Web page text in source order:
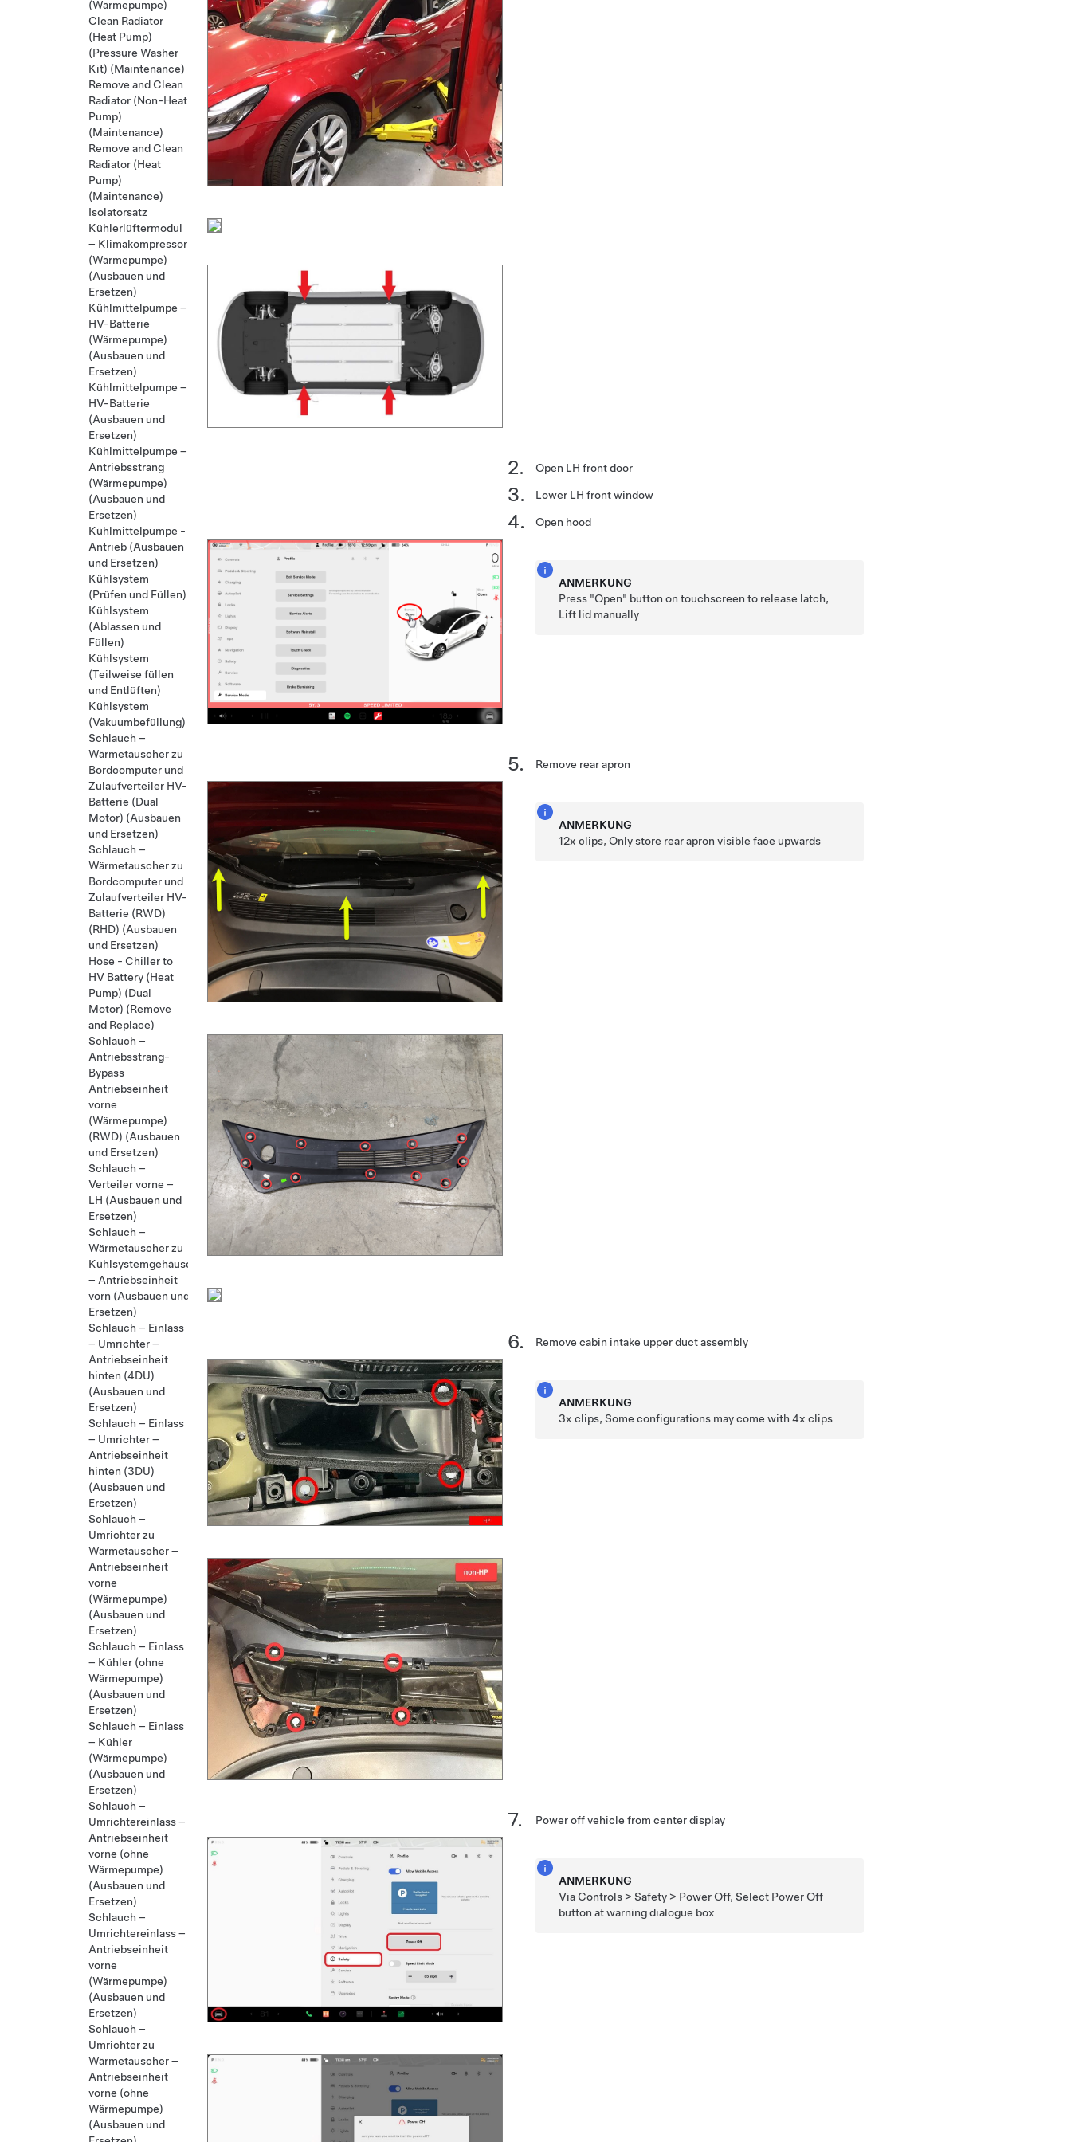
Open LH front door
Lower LH front window
Open hood
ANMERKUNG
Press "Open" button on touchscreen to release latch,
Lift lid manually
Remove rear apron
ANMERKUNG
12x clips, Only store rear apron visible face upwards
Remove cabin intake upper duct assembly
ANMERKUNG
3x clips, Some configurations may come with 4x clips
Power off vehicle from center display
ANMERKUNG
Via Controls > Safety > Power Off, Select Power Off
button at warning dialogue box
(Wärmepumpe)
Clean Radiator
(Heat Pump)
(Pressure Washer
Kit) (Maintenance)
Remove and Clean
Radiator (Non-Heat
Pump)
(Maintenance)
Remove and Clean
Radiator (Heat
Pump)
(Maintenance)
Isolatorsatz
Kühlerlüftermodul
– Klimakompressor
(Wärmepumpe)
(Ausbauen und
Ersetzen)
Kühlmittelpumpe –
HV-Batterie
(Wärmepumpe)
(Ausbauen und
Ersetzen)
Kühlmittelpumpe –
HV-Batterie
(Ausbauen und
Ersetzen)
Kühlmittelpumpe –
Antriebsstrang
(Wärmepumpe)
(Ausbauen und
Ersetzen)
Kühlmittelpumpe -
Antrieb (Ausbauen
und Ersetzen)
Kühlsystem
(Prüfen und Füllen)
Kühlsystem
(Ablassen und
Füllen)
Kühlsystem
(Teilweise füllen
und Entlüften)
Kühlsystem
(Vakuumbefüllung)
Schlauch –
Wärmetauscher zu
Bordcomputer und
Zulaufverteiler HV-
Batterie (Dual
Motor) (Ausbauen
und Ersetzen)
Schlauch –
Wärmetauscher zu
Bordcomputer und
Zulaufverteiler HV-
Batterie (RWD)
(RHD) (Ausbauen
und Ersetzen)
Hose - Chiller to
HV Battery (Heat
Pump) (Dual
Motor) (Remove
and Replace)
Schlauch –
Antriebsstrang-
Bypass
Antriebseinheit
vorne
(Wärmepumpe)
(RWD) (Ausbauen
und Ersetzen)
Schlauch –
Verteiler vorne –
LH (Ausbauen und
Ersetzen)
Schlauch –
Wärmetauscher zu
Kühlsystemgehäuse
– Antriebseinheit
vorn (Ausbauen und
Ersetzen)
Schlauch – Einlass
– Umrichter –
Antriebseinheit
hinten (4DU)
(Ausbauen und
Ersetzen)
Schlauch – Einlass
– Umrichter –
Antriebseinheit
hinten (3DU)
(Ausbauen und
Ersetzen)
Schlauch –
Umrichter zu
Wärmetauscher –
Antriebseinheit
vorne
(Wärmepumpe)
(Ausbauen und
Ersetzen)
Schlauch – Einlass
– Kühler (ohne
Wärmepumpe)
(Ausbauen und
Ersetzen)
Schlauch – Einlass
– Kühler
(Wärmepumpe)
(Ausbauen und
Ersetzen)
Schlauch –
Umrichtereinlass –
Antriebseinheit
vorne (ohne
Wärmepumpe)
(Ausbauen und
Ersetzen)
Schlauch –
Umrichtereinlass –
Antriebseinheit
vorne
(Wärmepumpe)
(Ausbauen und
Ersetzen)
Schlauch –
Umrichter zu
Wärmetauscher –
Antriebseinheit
vorne (ohne
Wärmepumpe)
(Ausbauen und